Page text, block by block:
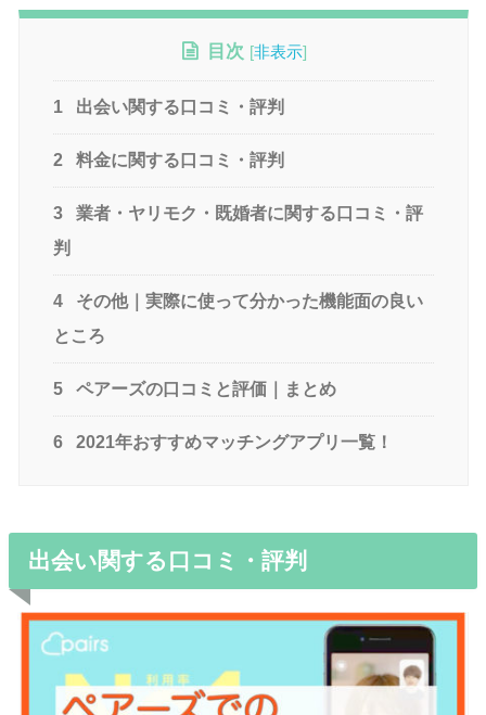
目次 [非表示]
1 出会い関する口コミ・評判
2 料金に関する口コミ・評判
3
業者・ヤリモク・既婚者に関する口コミ・評
判
4
その他｜実際に使って分かった機能面の良い
ところ
5 ペアーズの口コミと評価｜まとめ
6 2021年おすすめマッチングアプリ一覧！
出会い関する口コミ・評判